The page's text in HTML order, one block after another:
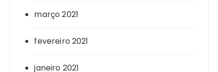
março 2021
fevereiro 2021
janeiro 2021